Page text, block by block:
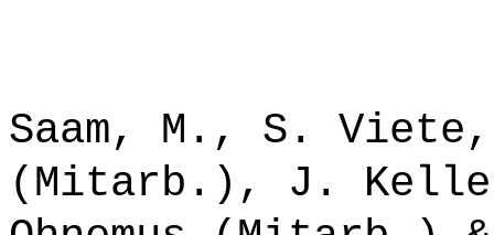
Saam, M., S.
(Mitarb.), J.